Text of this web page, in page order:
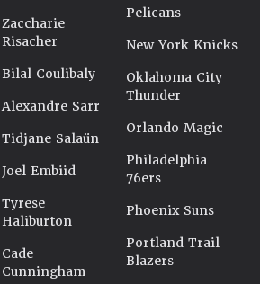
Zaccharie
Risacher
Bilal Coulibaly
Alexandre Sarr
Tidjane Salaün
Joel Embiid
Tyrese
Haliburton
Cade
Cunningham
Pelicans
New York Knicks
Oklahoma City
Thunder
Orlando Magic
Philadelphia
76ers
Phoenix Suns
Portland Trail
Blazers